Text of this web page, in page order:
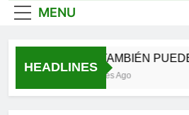
MENU
HEADLINES
TÚ TAMBIÉN
2 Meses Ago